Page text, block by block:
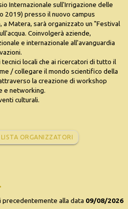
Internazionale sull'Irrigazione delle
2019) presso il nuovo campus
a Matera, sarà organizzato un "Festival
Coinvolgerà aziende,
e internazionale all'avanguardia
locali che ai ricercatori di tutto il
/ collegare il mondo scientifico della
la creazione di workshop
e networking.
culturali.
ORGANIZZATORI
alla data 09/08/2026